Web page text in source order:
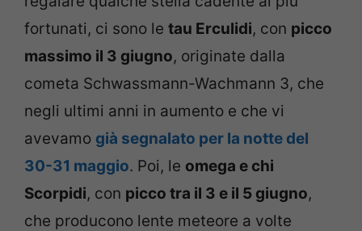
fortunati, ci sono le tau Erculidi, con picco
massimo il 3 giugno, originate dalla
cometa Schwassmann-Wachmann 3, che
negli ultimi anni in aumento e che vi
avevamo già segnalato per la notte del
30-31 maggio. Poi, le omega e chi
Scorpidi, con picco tra il 3 e il 5 giugno,
che producono lente meteore a volte